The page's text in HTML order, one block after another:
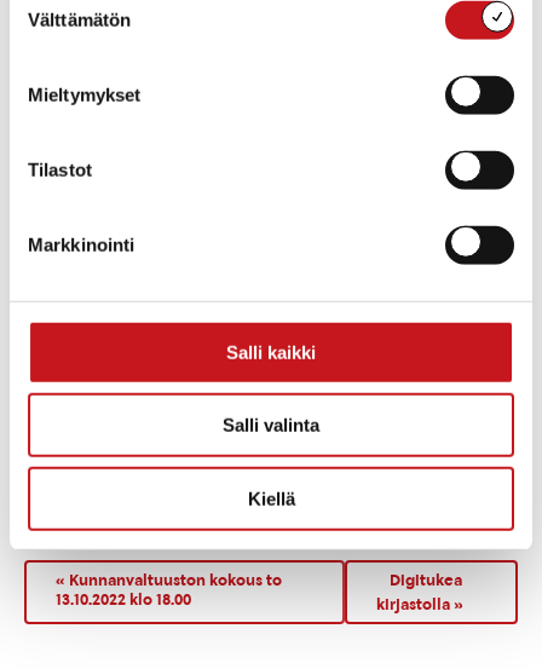
valinta
Välttämätön
Mieltymykset
Tilastot
Markkinointi
Salli kaikki
Salli valinta
Kiellä
Ilmainen
Rautalampi
Rautalammintie 4
77700 Suomi
« Kunnanvaltuuston kokous to
13.10.2022 klo 18.00
Digitukea
kirjastolla»